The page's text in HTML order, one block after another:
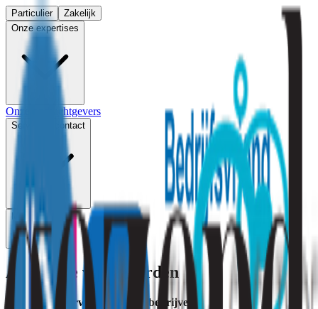
Particulier
Zakelijk
Onze expertises
Onze opdrachtgevers
Service & contact
Menu
Algemene voorwaarden
Algemene voorwaarden voor bedrijven